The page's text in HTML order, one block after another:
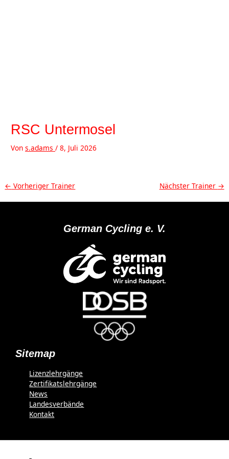
RSC Untermosel
Vons.adams/8, Juli 2026
Beitragsnavigation
← Vorheriger Trainer Nächster Trainer →
German Cycling e. V.
Sitemap
Lizenzlehrgänge
Zertifikatslehrgänge
News
Landesverbände
Kontakt